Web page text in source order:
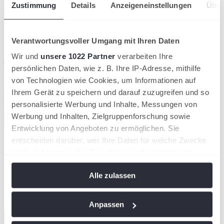
Zustimmung Details Anzeigeneinstellungen
Verantwortungsvoller Umgang mit Ihren Daten
Wir und unsere 1022 Partner verarbeiten Ihre
persönlichen Daten, wie z. B. Ihre IP-Adresse, mithilfe
von Technologien wie Cookies, um Informationen auf
Ihrem Gerät zu speichern und darauf zuzugreifen und so
personalisierte Werbung und Inhalte, Messungen von
Werbung und Inhalten, Zielgruppenforschung sowie
Entwicklung von Angeboten zu ermöglichen. Sie
entscheiden darüber, wer Ihre Daten für welche Zwecke
Cookie-Erklärung oder durch Klicken auf das Privacy
Trigger Symbol ändern oder widerrufen
Wenn Sie es erlauben, würden wir auch gerne:
Alle zulassen
Anpassen
Reisach und Mackenzie gewinnen Junioren-Doppeltitel in Roland
Reisach und Mackenzie gewinnen Junioren-
Doppeltitel in Roland Garros